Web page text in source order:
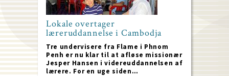
Lokale overtager
læreruddannelse i Cambodja
Tre undervisere fra Flame i Phnom
Penh er nu klar til at afløse missionær
Jesper Hansen i videreuddannelsen af
lærere. For en uge siden…